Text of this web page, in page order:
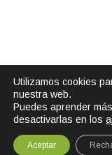
Utilizamos cookies
nuestra web.
Puedes aprender
desactivarlas en los
Aceptar